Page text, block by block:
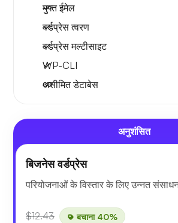
मुफ्त ईमेल
वर्डप्रेस त्वरण
वर्डप्रेस मल्टीसाइट
WP-CLI
असीमित डेटाबेस
अनुशंसित
बिजनेस वर्डप्रेस
परियोजनाओं के विस्तार के लिए उन्नत
$12.43 बचाना 40%